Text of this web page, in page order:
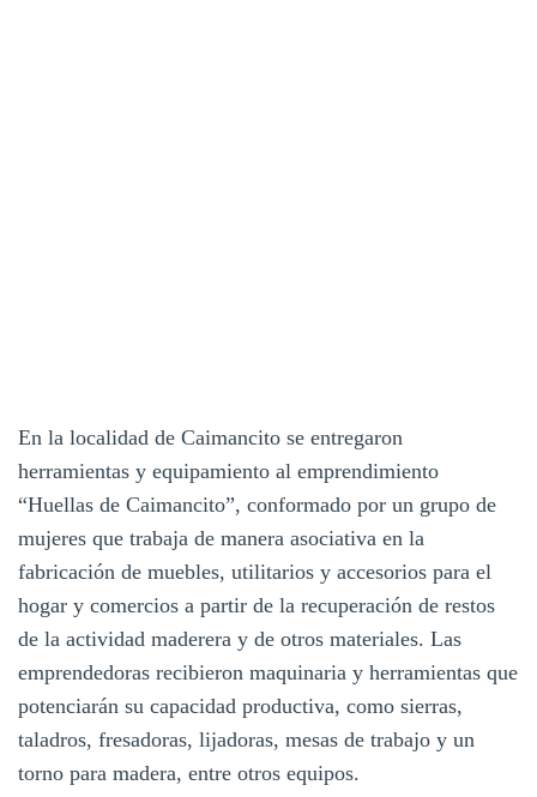
En la localidad de Caimancito se entregaron
herramientas y equipamiento al emprendimiento
“Huellas de Caimancito”, conformado por un grupo de
mujeres que trabaja de manera asociativa en la
fabricación de muebles, utilitarios y accesorios para el
hogar y comercios a partir de la recuperación de restos
de la actividad maderera y de otros materiales. Las
emprendedoras recibieron maquinaria y herramientas que
potenciarán su capacidad productiva, como sierras,
taladros, fresadoras, lijadoras, mesas de trabajo y un
torno para madera, entre otros equipos.